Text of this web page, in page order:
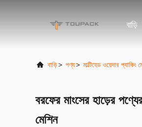
বাড়ি
বাড়ি> পণ্য> মাল্টিহেড ওয়েদার প্যাকিং
বরফের মাংসের হাড়ের
মেশিন